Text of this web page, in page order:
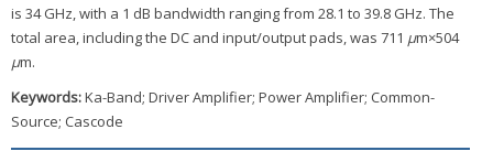
is 34 GHz, with a 1 dB bandwidth ranging from 28.1 to 39.8 GHz. The
total area, including the DC and input/output pads, was 711 μm×504
μm.
Keywords:Ka-Band; Driver Amplifier; Power Amplifier; Common-
Source; Cascode